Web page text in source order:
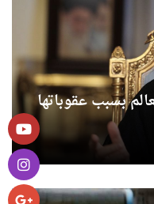
بسبب عقوباتها